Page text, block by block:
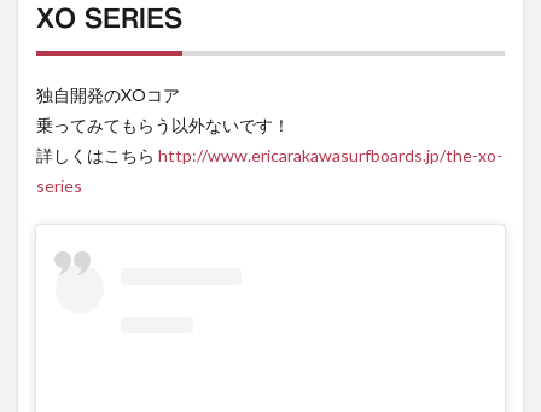
XO SERIES
独自開発のXOコア
乗ってみてもらう以外ないです！
詳しくはこちら http://www.ericarakawasurfboards.jp/the-xo-
series